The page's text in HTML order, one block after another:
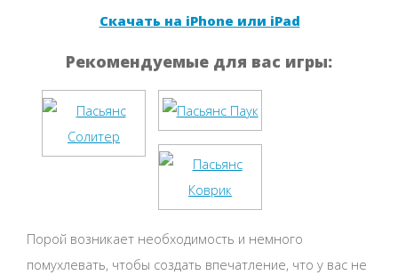
Скачать на iPhone или iPad
Рекомендуемые для вас игры:
Порой возникает необходимость и немного
помухлевать, чтобы создать впечатление, что у вас не